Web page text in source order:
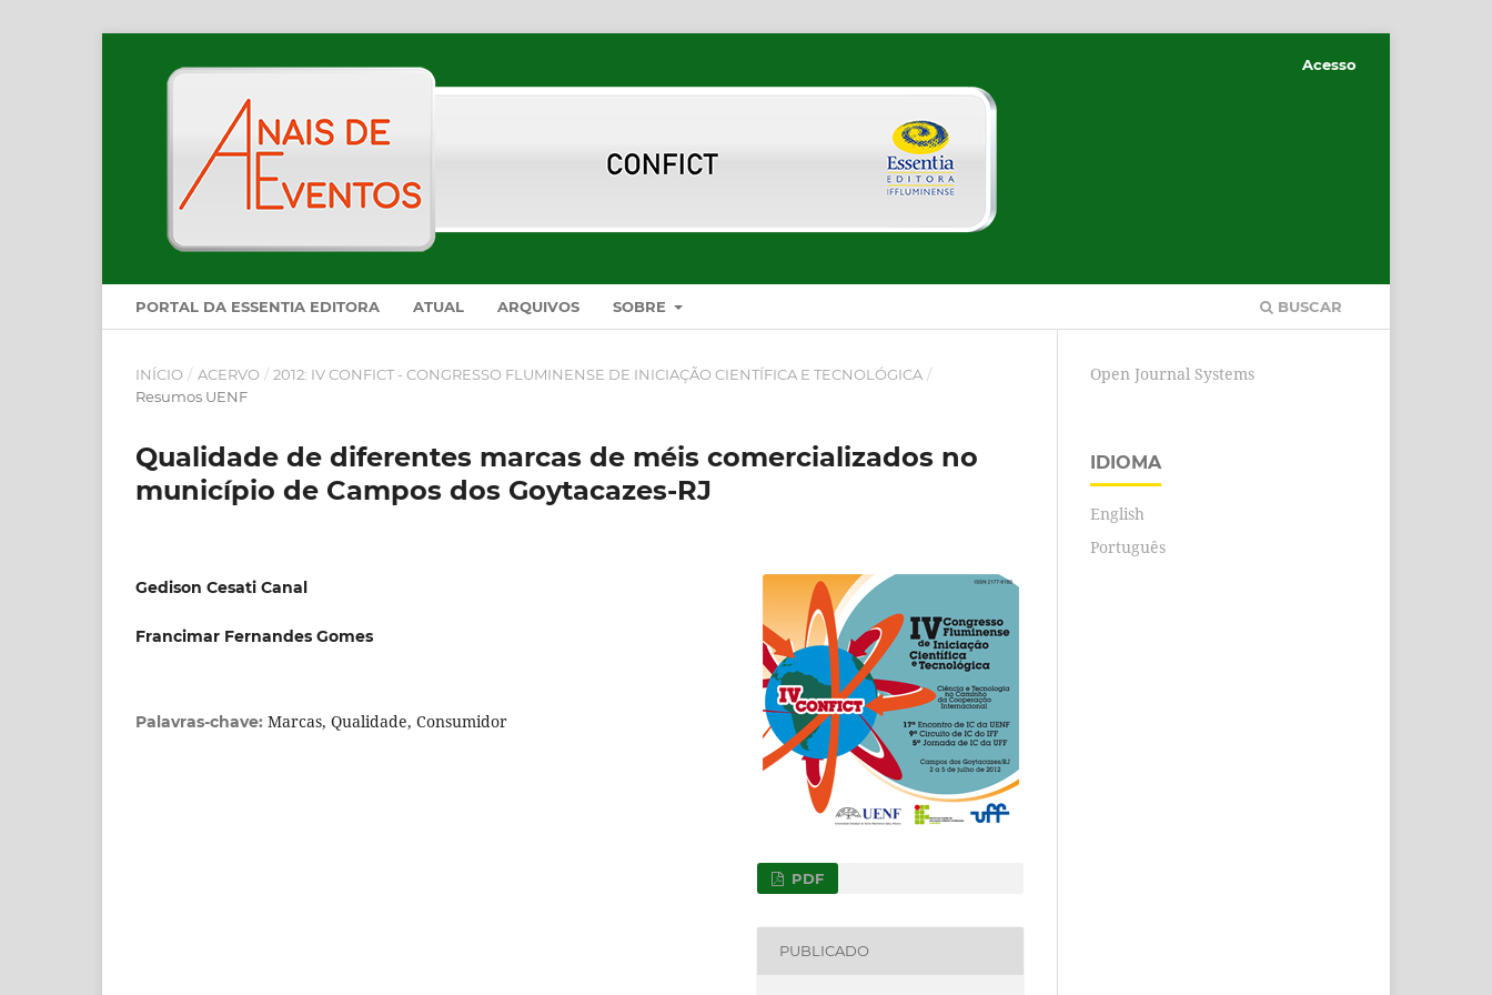
PORTAL DA ESSENTIA EDITORA ATUAL ARQUIVOS SOBRE BUSCAR
Acesso
INÍCIO / ACERVO / 2012: IV CONFICT - CONGRESSO FLUMINENSE DE INICIAÇÃO CIENTÍFICA E TECNOLÓGICA /
Resumos UENF
Qualidade de diferentes marcas de méis comercializados no
município de Campos dos Goytacazes-RJ
Gedison Cesati Canal
Francimar Fernandes Gomes
Palavras-chave: Marcas, Qualidade, Consumidor
PDF
PUBLICADO
Open Journal Systems
IDIOMA
English
Português